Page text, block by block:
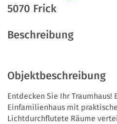
5070 Frick
Beschreibung
Objektbeschreibung
Entdecken Sie Ihr Traumhaus!
Einfamilienhaus mit
Lichtdurchflutete Räume